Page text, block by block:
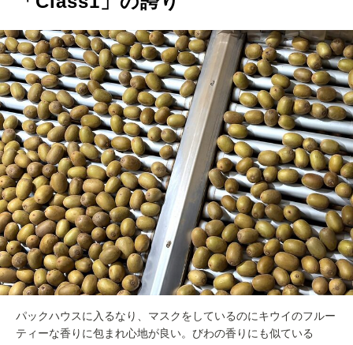
パックハウスに入るなり、マスクをしているのにキウイのフルー
ティーな香りに包まれ心地が良い。びわの香りにも似ている